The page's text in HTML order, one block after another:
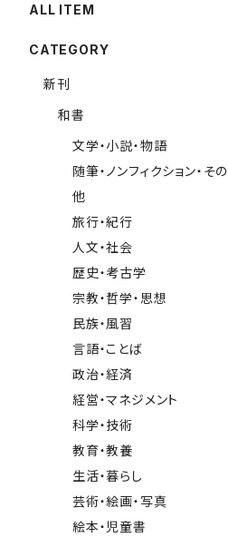
ALL ITEM
CATEGORY
新刊
和書
文学・小説・物語
随筆・ノンフィクション・その
他
旅行・紀行
人文・社会
歴史・考古学
宗教・哲学・思想
民族・風習
言語・ことば
政治・経済
経営・マネジメント
科学・技術
教育・教養
生活・暮らし
芸術・絵画・写真
絵本・児童書